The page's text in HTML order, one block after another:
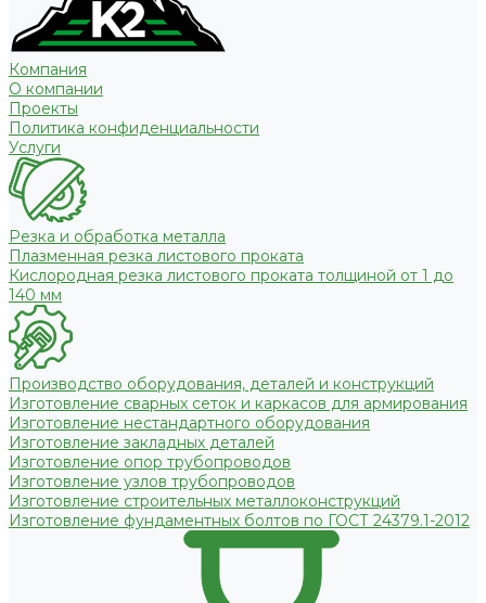
Компания
О компании
Проекты
Политика конфиденциальности
Услуги
Резка и обработка металла
Плазменная резка листового проката
Кислородная резка листового проката толщиной от 1 до
140 мм
Производство оборудования, деталей и конструкций
Изготовление сварных сеток и каркасов для армирования
Изготовление нестандартного оборудования
Изготовление закладных деталей
Изготовление опор трубопроводов
Изготовление узлов трубопроводов
Изготовление строительных металлоконструкций
Изготовление фундаментных болтов по ГОСТ 24379.1-2012